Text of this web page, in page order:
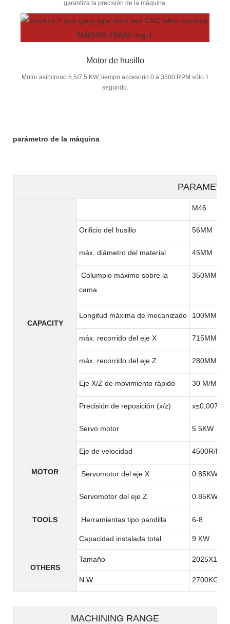
garantiza la precisión de la máquina.
Motor de husillo
Motor asíncrono 5,5/7,5 KW, tiempo accesorio 0 a 3500 RPM sólo 1
segundo.
parámetro de la máquina
CAPACITY
M46
Orificio del husillo 56MM
máx. diámetro del material 45MM
Columpio máximo sobre la
cama
350MM
Longitud máxima de mecanizado 100MM
máx. recorrido del eje X 715MM
máx. recorrido del eje Z 280MM
Eje X/Z de movimiento rápido 30 M/MIN
Precisión de reposición (x/z)
MOTOR
Servo motor 5.5KW
Eje de velocidad 4500R/MIN
Servomotor del eje X 0.85KW
Servomotor del eje Z 0.85KW
TOOLS Herramientas tipo pandilla 6-8
OTHERS
Capacidad instalada total 9 KW
Tamaño
N.W. 2700KG
MACHINING RANGE